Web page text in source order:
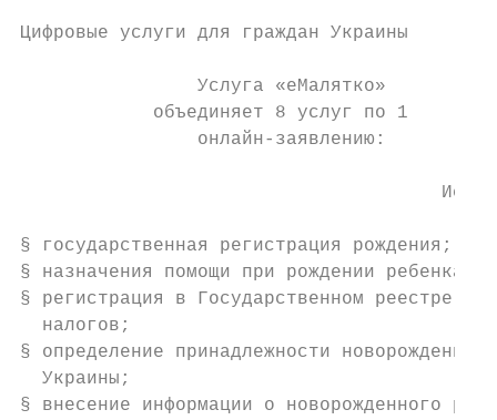
Цифровые услуги для граждан Украины
                Услуга «еМалятко»
            объединяет 8 услуг по 1
                онлайн-заявлению:
§ государственная регистрация рождения;
§ назначения помощи при рождении ребенка;
§ регистрация в Государственном реестре
  налогов;
§ определение принадлежности
  Украины;
§ внесение информации о новорожденного